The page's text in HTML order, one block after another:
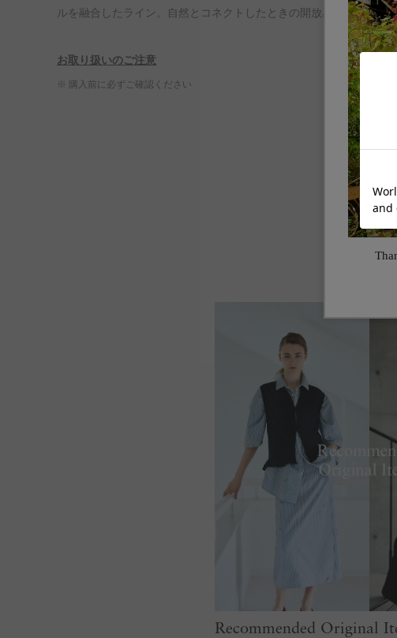
ルを融合したライン。自然とコネクトしたときの開放感をデザイン
お取り扱いのご注意
※ 購入前に必ずご確認ください
Recommended Original